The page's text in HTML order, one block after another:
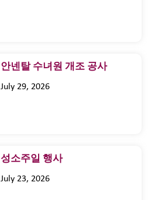
안넨탈 수녀원 개조 공사
July 29, 2026
성소주일 행사
July 23, 2026